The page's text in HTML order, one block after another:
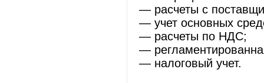
— расчеты с
— учет основных
— расчеты по НДС;
—
— налоговый учет.